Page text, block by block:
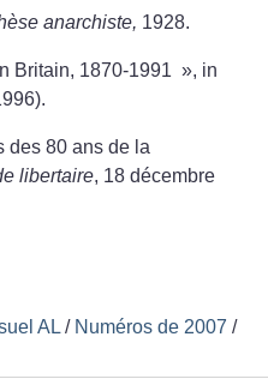
anarchiste, 1928.
Britain, 1870-1991 », in
des 80 ans de la
libertaire, 18 décembre
AL / Numéros de 2007 /